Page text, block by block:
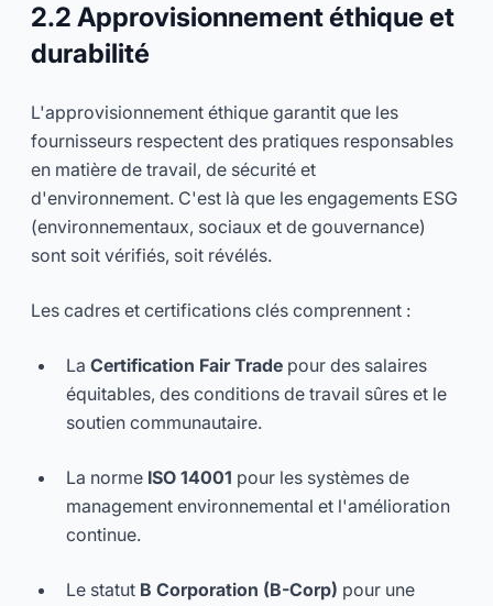
2.2 Approvisionnement éthique et
durabilité
L'approvisionnement éthique garantit que les
fournisseurs respectent des pratiques responsables
en matière de travail, de sécurité et
d'environnement. C'est là que les engagements ESG
(environnementaux, sociaux et de gouvernance)
sont soit vérifiés, soit révélés.
Les cadres et certifications clés comprennent :
La Certification Fair Trade pour des salaires
équitables, des conditions de travail sûres et le
soutien communautaire.
La norme ISO 14001 pour les systèmes de
management environnemental et l'amélioration
continue.
Le statut B Corporation (B-Corp) pour une